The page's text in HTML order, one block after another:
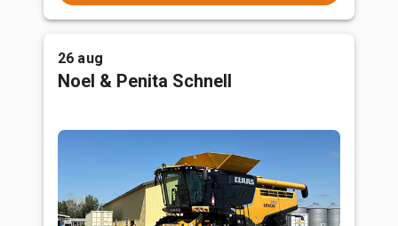
26 aug
Noel & Penita Schnell